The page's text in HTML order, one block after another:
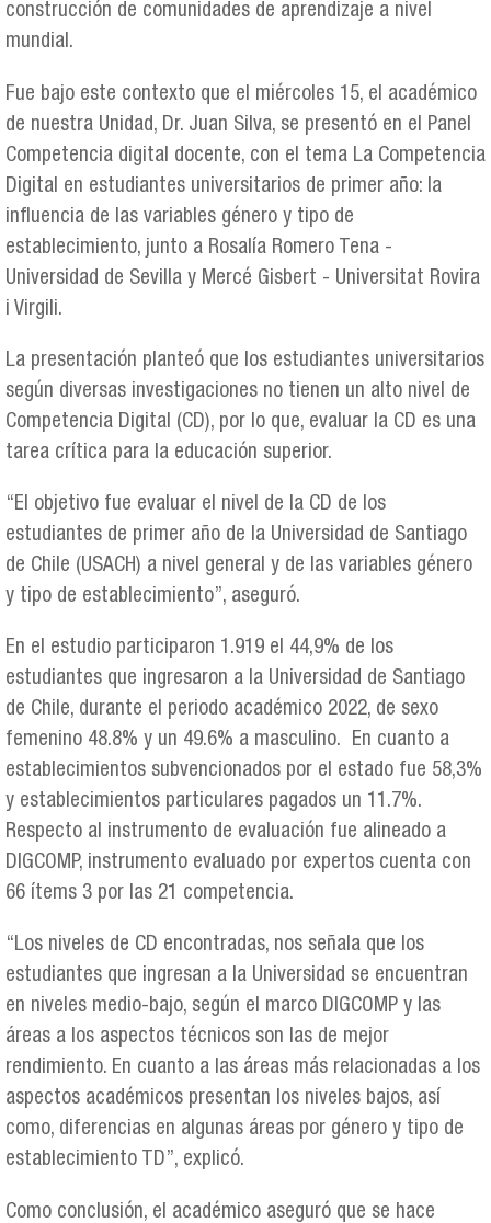
construcción de comunidades de aprendizaje a nivel
mundial.
Fue bajo este contexto que el miércoles 15, el académico
de nuestra Unidad, Dr. Juan Silva, se presentó en el Panel
Competencia digital docente, con el tema La Competencia
Digital en estudiantes universitarios de primer año: la
influencia de las variables género y tipo de
establecimiento, junto a Rosalía Romero Tena -
Universidad de Sevilla y Mercé Gisbert - Universitat Rovira
i Virgili.
La presentación planteó que los estudiantes universitarios
según diversas investigaciones no tienen un alto nivel de
Competencia Digital (CD), por lo que, evaluar la CD es una
tarea crítica para la educación superior.
“El objetivo fue evaluar el nivel de la CD de los
estudiantes de primer año de la Universidad de Santiago
de Chile (USACH) a nivel general y de las variables género
y tipo de establecimiento”, aseguró.
En el estudio participaron 1.919 el 44,9% de los
estudiantes que ingresaron a la Universidad de Santiago
de Chile, durante el periodo académico 2022, de sexo
femenino 48.8% y un 49.6% a masculino. En cuanto a
establecimientos subvencionados por el estado fue 58,3%
y establecimientos particulares pagados un 11.7%.
Respecto al instrumento de evaluación fue alineado a
DIGCOMP, instrumento evaluado por expertos cuenta con
66 ítems 3 por las 21 competencia.
“Los niveles de CD encontradas, nos señala que los
estudiantes que ingresan a la Universidad se encuentran
en niveles medio-bajo, según el marco DIGCOMP y las
áreas a los aspectos técnicos son las de mejor
rendimiento. En cuanto a las áreas más relacionadas a los
aspectos académicos presentan los niveles bajos, así
como, diferencias en algunas áreas por género y tipo de
establecimiento TD”, explicó.
Como conclusión, el académico aseguró que se hace